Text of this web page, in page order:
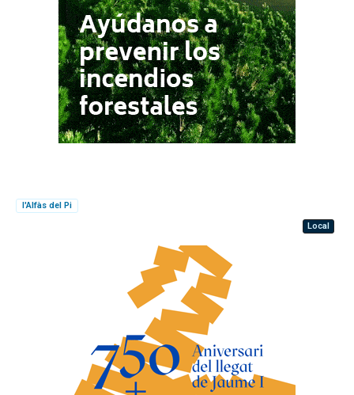
l'Alfàs del Pi
Local